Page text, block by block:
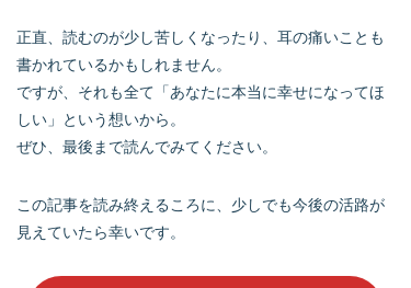
正直、読むのが少し苦しくなったり、耳の痛いことも
書かれているかもしれません。
ですが、それも全て「あなたに本当に幸せになってほ
しい」という想いから。
ぜひ、最後まで読んでみてください。
この記事を読み終えるころに、少しでも今後の活路が
見えていたら幸いです。